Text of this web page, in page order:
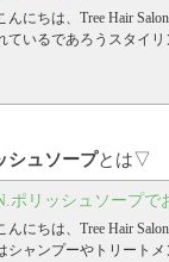
んにちは、Tree Hair
ているであろうスタイ
シュソープとは▽
ポリッシュソープで
んにちは、Tree Hair
シャンプーやトリート